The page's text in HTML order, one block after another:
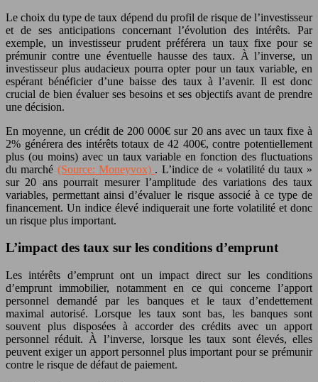
Le choix du type de taux dépend du profil de risque de l’investisseur
et de ses anticipations concernant l’évolution des intérêts. Par
exemple, un investisseur prudent préférera un taux fixe pour se
prémunir contre une éventuelle hausse des taux. À l’inverse, un
investisseur plus audacieux pourra opter pour un taux variable, en
espérant bénéficier d’une baisse des taux à l’avenir. Il est donc
crucial de bien évaluer ses besoins et ses objectifs avant de prendre
une décision.
En moyenne, un crédit de 200 000€ sur 20 ans avec un taux fixe à
2% générera des intérêts totaux de 42 400€, contre potentiellement
plus (ou moins) avec un taux variable en fonction des fluctuations
du marché (Source: Moneyvox) . L’indice de « volatilité du taux »
sur 20 ans pourrait mesurer l’amplitude des variations des taux
variables, permettant ainsi d’évaluer le risque associé à ce type de
financement. Un indice élevé indiquerait une forte volatilité et donc
un risque plus important.
L’impact des taux sur les conditions d’emprunt
Les intérêts d’emprunt ont un impact direct sur les conditions
d’emprunt immobilier, notamment en ce qui concerne l’apport
personnel demandé par les banques et le taux d’endettement
maximal autorisé. Lorsque les taux sont bas, les banques sont
souvent plus disposées à accorder des crédits avec un apport
personnel réduit. À l’inverse, lorsque les taux sont élevés, elles
peuvent exiger un apport personnel plus important pour se prémunir
contre le risque de défaut de paiement.